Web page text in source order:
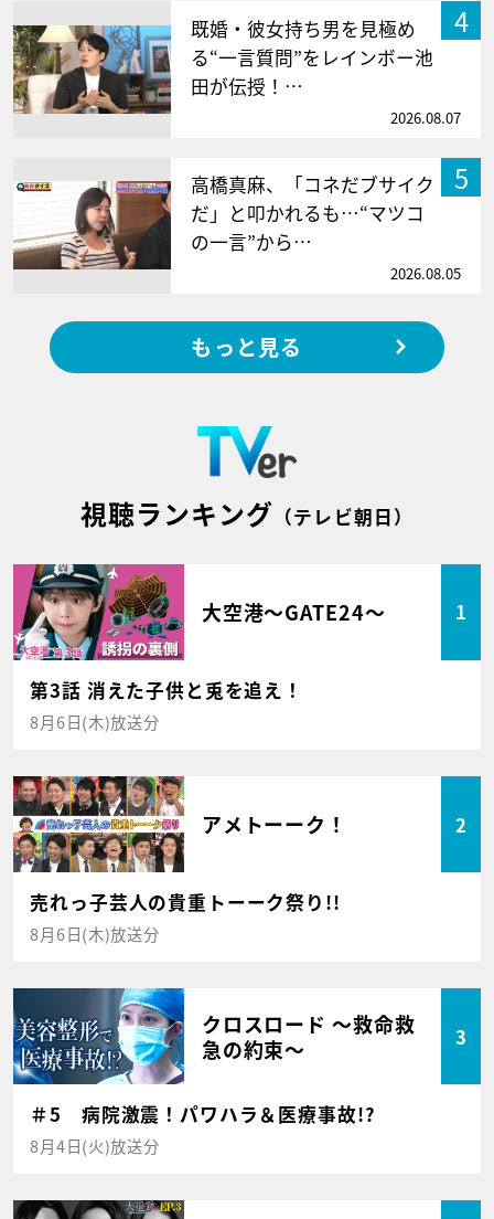
4
既婚・彼女持ち男を見極め
る“一言質問”をレインボー池
田が伝授！…
2026.08.07
5
高橋真麻、「コネだブサイク
だ」と叩かれるも…“マツコ
の一言”から…
2026.08.05
もっと見る
視聴ランキング （テレビ朝日）
大空港～GATE24～ 1
第3話 消えた子供と兎を追え！
8月6日(木)放送分
アメトーーク！ 2
売れっ子芸人の貴重トーーク祭り!!
8月6日(木)放送分
クロスロード ～救命救
急の約束～
3
＃5 病院激震！パワハラ＆医療事故!?
8月4日(火)放送分